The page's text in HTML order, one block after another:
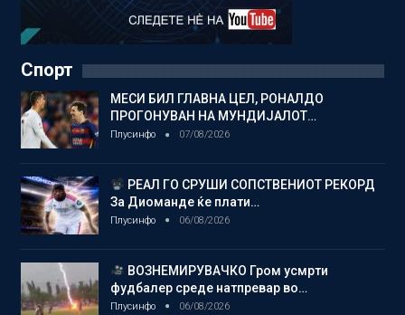
Спорт
МЕСИ БИЛ ГЛАВНА ЦЕЛ, РОНАЛДО
ПРОГОНУВАН НА МУНДИЈАЛОТ…
Плусинфо 07/08/2026
РЕАЛ ГО СРУШИ СОПСТВЕНИОТ РЕКОРД
За Диоманде ќе плати…
Плусинфо 06/08/2026
ВОЗНЕМИРУВАЧКО Гром усмрти
фудбалер среде натпревар во…
Плусинфо 06/08/2026